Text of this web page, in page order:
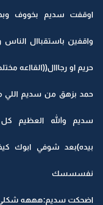
اوقفت سديم بخووف
واقفين باستقباال الناس
حريم او رجااال((القااعه
حمد بزهق من سديم اللي
سديم والله العظيم
بيده)بعد شوفي ابوك
نفسسسك
اضحكت سديم:هههه